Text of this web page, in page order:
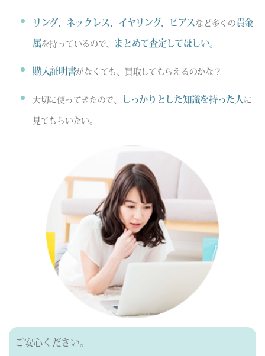
リング、ネックレス、イヤリング、ピアス など多くの貴金
属を持っているので、 まとめて査定してほしい。
購入証明書がなくても、買取してもらえるのかな？
大切に使ってきたので、 しっかりとした知識を持った人 に
見てもらいたい。
ご安心ください。